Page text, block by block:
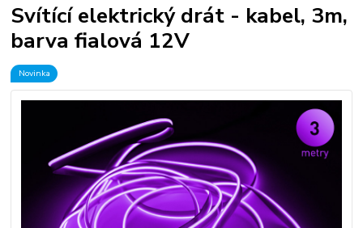
Svítící elektrický drát - kabel, 3m,
barva fialová 12V
Novinka